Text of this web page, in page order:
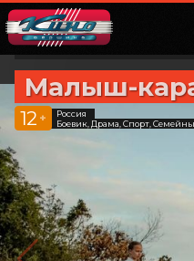
Малыш-
12 +
Россия
Боевик, Драма, Спорт,